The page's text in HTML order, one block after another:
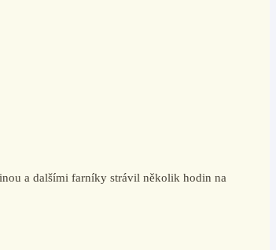
a dalšími farníky strávil několik hodin na